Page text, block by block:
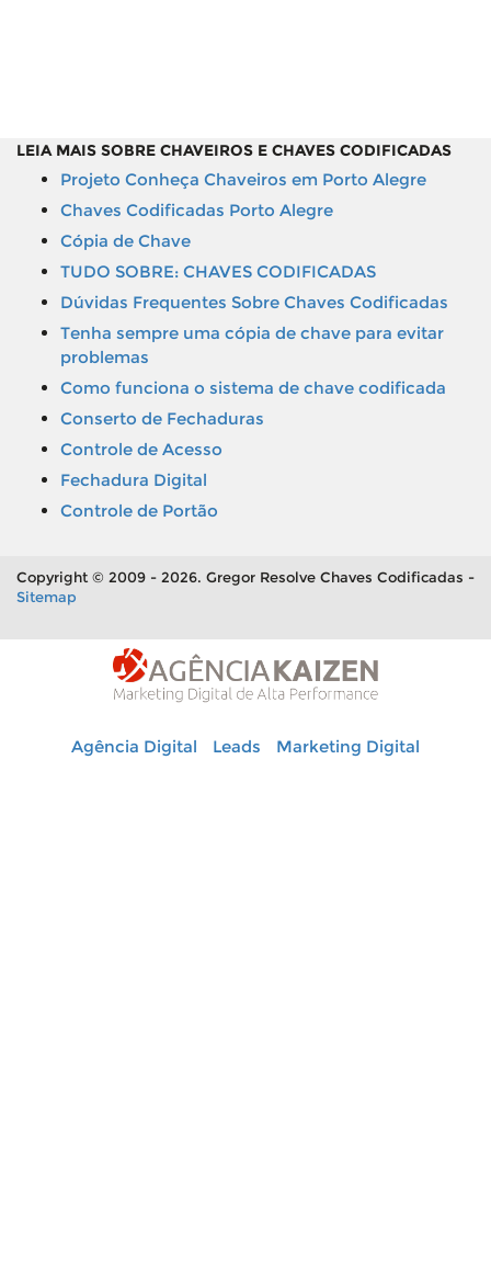
LEIA MAIS SOBRE CHAVEIROS E CHAVES CODIFICADAS
Projeto Conheça Chaveiros em Porto Alegre
Chaves Codificadas Porto Alegre
Cópia de Chave
TUDO SOBRE: CHAVES CODIFICADAS
Dúvidas Frequentes Sobre Chaves Codificadas
Tenha sempre uma cópia de chave para evitar
problemas
Como funciona o sistema de chave codificada
Conserto de Fechaduras
Controle de Acesso
Fechadura Digital
Controle de Portão
Copyright © 2009 - 2026. Gregor Resolve Chaves Codificadas -
Sitemap
Agência Digital Leads Marketing Digital